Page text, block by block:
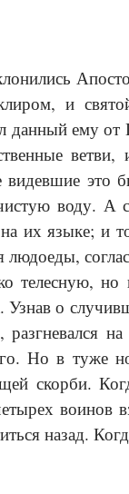
и
данный ему
это
воду. А
их языке; и
телесную,
о
Но в туже
скорби.
воинов
назад.